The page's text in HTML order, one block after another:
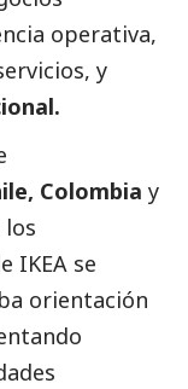
operativa,
y
Colombia y
los
IKEA se
orientación